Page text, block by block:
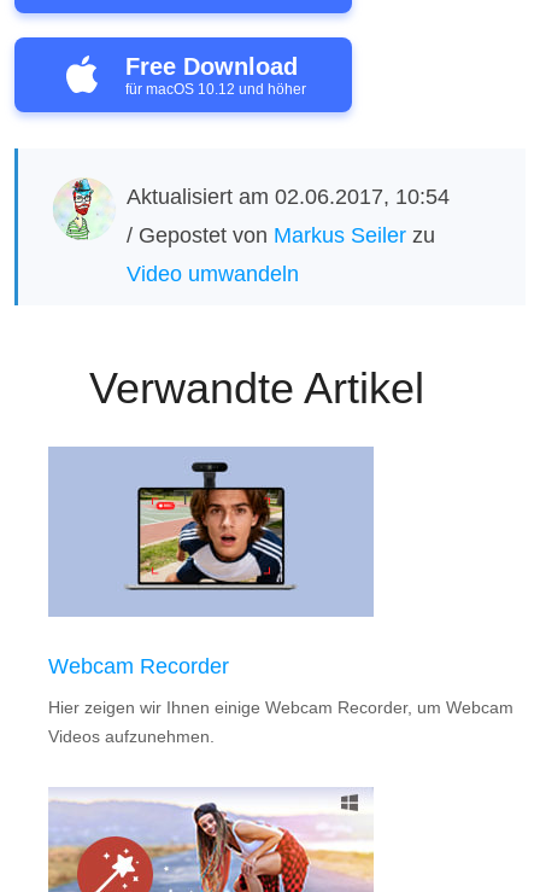
Free Download
für macOS 10.12 und höher
Aktualisiert am 02.06.2017, 10:54
/ Gepostet von Markus Seiler zu
Video umwandeln
Verwandte Artikel
Webcam Recorder
Hier zeigen wir Ihnen einige Webcam Recorder, um Webcam
Videos aufzunehmen.